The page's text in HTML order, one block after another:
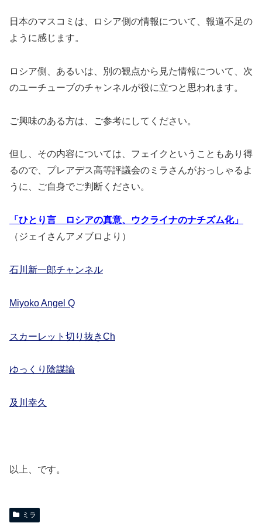
日本のマスコミは、ロシア側の情報について、報道不足の
ように感じます。
ロシア側、あるいは、別の観点から見た情報について、次
のユーチューブのチャンネルが役に立つと思われます。
ご興味のある方は、ご参考にしてください。
但し、その内容については、フェイクということもあり得
るので、プレアデス高等評議会のミラさんがおっしゃるよ
うに、ご自身でご判断ください。
「ひとり言 ロシアの真意、ウクライナのナチズム化」
（ジェイさんアメブロより）
石川新一郎チャンネル
Miyoko Angel Q
スカーレット切り抜きCh
ゆっくり陰謀論
及川幸久
以上、です。
ミラ